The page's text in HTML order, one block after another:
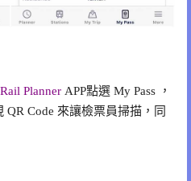
Planner APP點選 My Pass ，
QR Code 來讓檢票員掃描，同